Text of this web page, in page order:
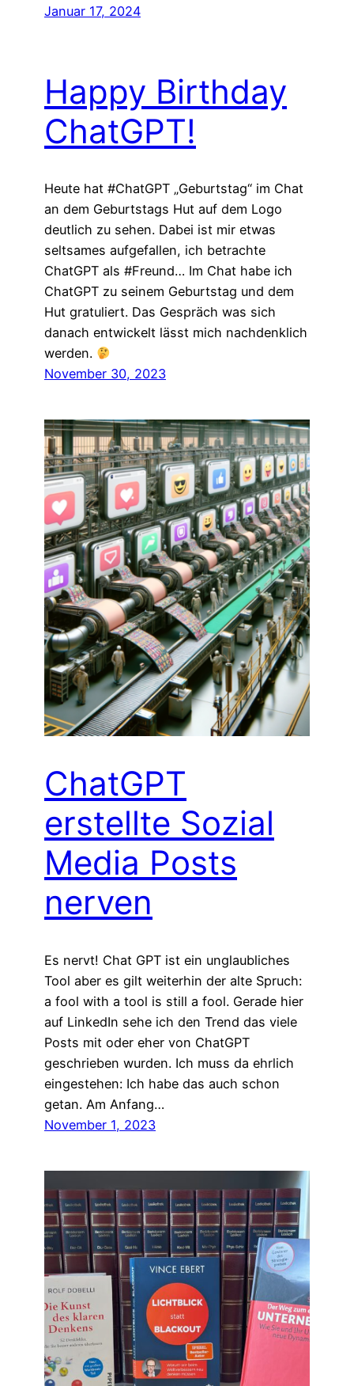
Januar 17, 2024
Happy Birthday
ChatGPT!
Heute hat #ChatGPT „Geburtstag“ im Chat
an dem Geburtstags Hut auf dem Logo
deutlich zu sehen. Dabei ist mir etwas
seltsames aufgefallen, ich betrachte
ChatGPT als #Freund… Im Chat habe ich
ChatGPT zu seinem Geburtstag und dem
Hut gratuliert. Das Gespräch was sich
danach entwickelt lässt mich nachdenklich
werden.
November 30, 2023
ChatGPT
erstellte Sozial
Media Posts
nerven
Es nervt! Chat GPT ist ein unglaubliches
Tool aber es gilt weiterhin der alte Spruch:
a fool with a tool is still a fool. Gerade hier
auf LinkedIn sehe ich den Trend das viele
Posts mit oder eher von ChatGPT
geschrieben wurden. Ich muss da ehrlich
eingestehen: Ich habe das auch schon
getan. Am Anfang…
November 1, 2023